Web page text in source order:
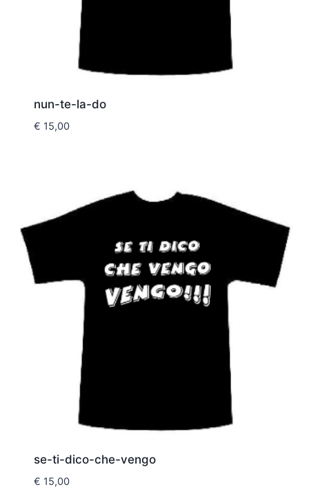
nun-te-la-do
€ 15,00
se-ti-dico-che-vengo
€ 15,00